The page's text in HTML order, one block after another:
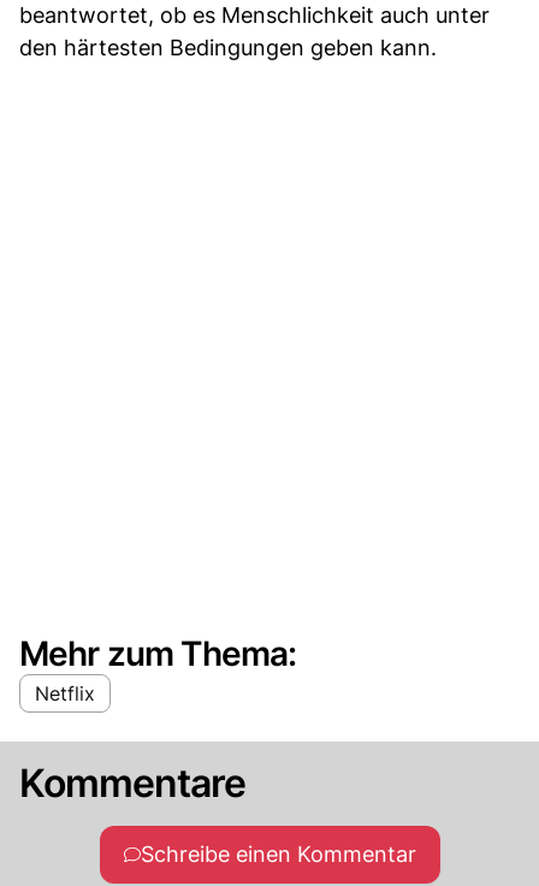
beantwortet, ob es Menschlichkeit auch unter
den härtesten Bedingungen geben kann.
Mehr zum Thema:
Netflix
Kommentare
Schreibe einen Kommentar